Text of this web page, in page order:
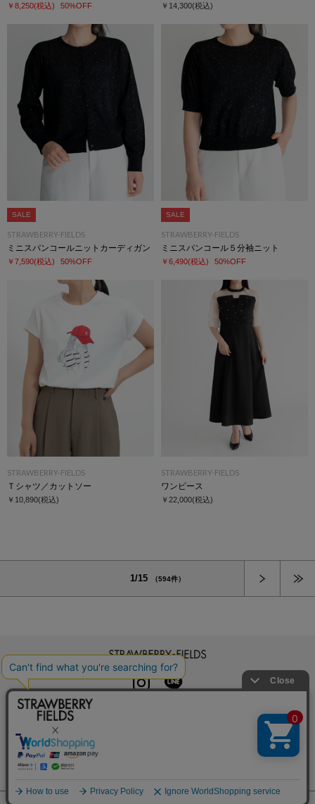
￥8,250(税込) 50%OFF ￥14,300(税込)
SALE
STRAWBERRY-FIELDS
ミニスパンコールニットカーディガン
￥7,590(税込) 50%OFF
SALE
STRAWBERRY-FIELDS
ミニスパンコール５分袖ニット
￥6,490(税込) 50%OFF
STRAWBERRY-FIELDS
Ｔシャツ／カットソー
￥10,890(税込)
STRAWBERRY-FIELDS
ワンピース
￥22,000(税込)
1/15 （594件）
INSTAGRAM
LINE
初めての方へ 特定商取引法に基づく表記
プライバシーポリシー 会社概要
採用情報 カレンダーコレクション 店舗一覧